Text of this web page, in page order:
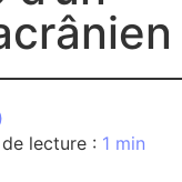
1 min